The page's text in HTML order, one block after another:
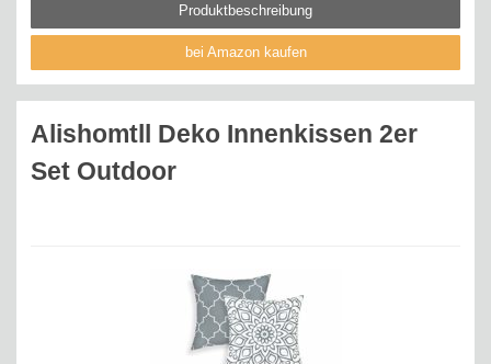
Produktbeschreibung
bei Amazon kaufen
Alishomtll Deko Innenkissen 2er
Set Outdoor